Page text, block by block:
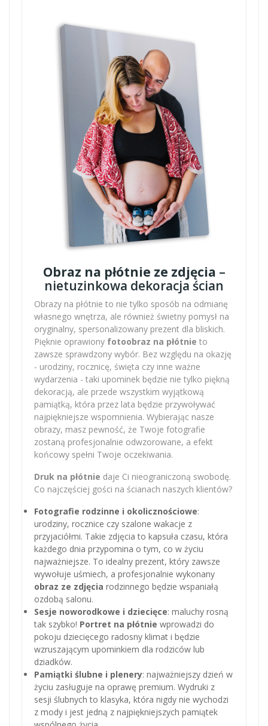
Obraz na płótnie ze zdjęcia –
nietuzinkowa dekoracja ścian
Obrazy na płótnie to nie tylko sposób na odmianę
własnego wnętrza, ale również świetny pomysł na
oryginalny, spersonalizowany prezent dla bliskich.
Pięknie oprawiony fotoobraz na płótnie to
zawsze sprawdzony wybór. Bez względu na okazję
- urodziny, rocznicę, święta czy inne ważne
wydarzenia - taki upominek będzie nie tylko piękną
dekoracją, ale przede wszystkim wyjątkową
pamiątką, która przez lata będzie przywoływać
najpiękniejsze wspomnienia. Wybierając nasze
obrazy, masz pewność, że Twoje fotografie
zostaną profesjonalnie odwzorowane, a efekt
końcowy spełni Twoje oczekiwania.
Druk na płótnie daje Ci nieograniczoną swobodę.
Co najczęściej gości na ścianach naszych klientów?
Fotografie rodzinne i okolicznościowe:
urodziny, rocznice czy szalone wakacje z
przyjaciółmi. Takie zdjęcia to kapsuła czasu, która
każdego dnia przypomina o tym, co w życiu
najważniejsze. To idealny prezent, który zawsze
wywołuje uśmiech, a profesjonalnie wykonany
obraz ze zdjęcia rodzinnego będzie wspaniałą
ozdobą salonu.
Sesje noworodkowe i dziecięce: maluchy rosną
tak szybko! Portret na płótnie wprowadzi do
pokoju dziecięcego radosny klimat i będzie
wzruszającym upominkiem dla rodziców lub
dziadków.
Pamiątki ślubne i plenery: najważniejszy dzień w
życiu zasługuje na oprawę premium. Wydruki z
sesji ślubnych to klasyka, która nigdy nie wychodzi
z mody i jest jedną z najpiękniejszych pamiątek